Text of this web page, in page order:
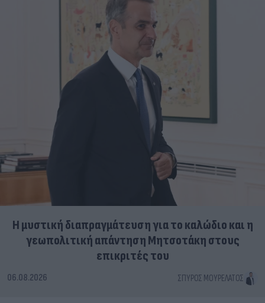
Η μυστική διαπραγμάτευση για το καλώδιο και η
γεωπολιτική απάντηση Μητσοτάκη στους
επικριτές του
06.08.2026 ΣΠΎΡΟΣ ΜΟΥΡΕΛΆΤΟΣ